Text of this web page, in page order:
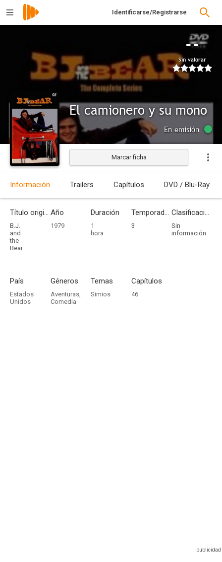
Identificarse/Registrarse
--
Sin valorar
El camionero y su mono
En emisión
Marcar ficha
Información Trailers Capítulos DVD / Blu-Ray
Título original
B.J.
and
the
Bear
Año
1979
Duración
1
hora
Temporadas
3
Clasificación por edades
Sin
información
País
Estados
Unidos
Géneros
Aventuras,
Comedia
Temas
Simios
Capítulos
46